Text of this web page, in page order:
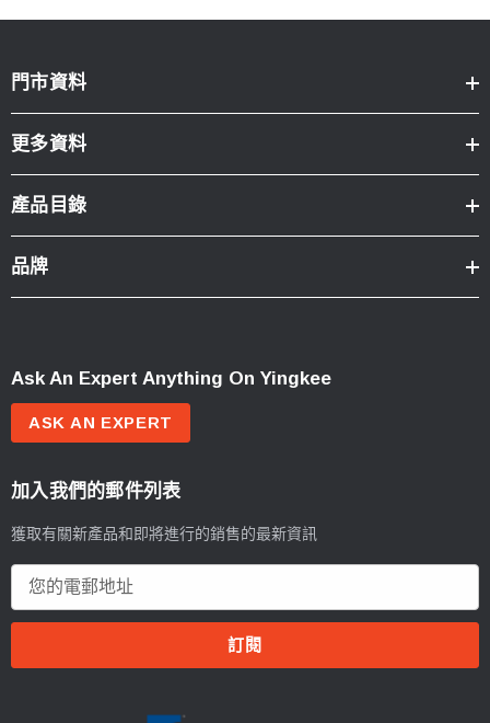
門市資料
更多資料
產品目錄
品牌
Ask An Expert Anything On Yingkee
ASK AN EXPERT
加入我們的郵件列表
獲取有關新產品和即將進行的銷售的最新資訊
郵